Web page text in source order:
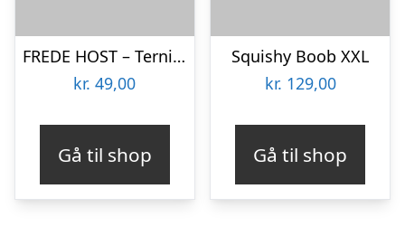
FREDE HOST – Terninger – Black White
kr. 49,00
Gå til shop
Squishy Boob XXL
kr. 129,00
Gå til shop